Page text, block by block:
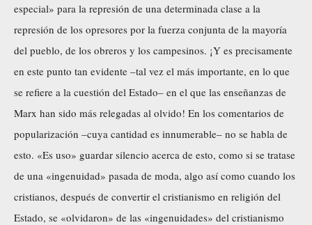
especial» para la represión de una determinada clase a la
represión de los opresores por la fuerza conjunta de la mayoría
del pueblo, de los obreros y los campesinos. ¡Y es precisamente
en este punto tan evidente –tal vez el más importante, en lo que
se refiere a la cuestión del Estado– en el que las enseñanzas de
Marx han sido más relegadas al olvido! En los comentarios de
popularización –cuya cantidad es innumerable– no se habla de
esto. «Es uso» guardar silencio acerca de esto, como si se tratase
de una «ingenuidad» pasada de moda, algo así como cuando los
cristianos, después de convertir el cristianismo en religión del
Estado, se «olvidaron» de las «ingenuidades» del cristianismo